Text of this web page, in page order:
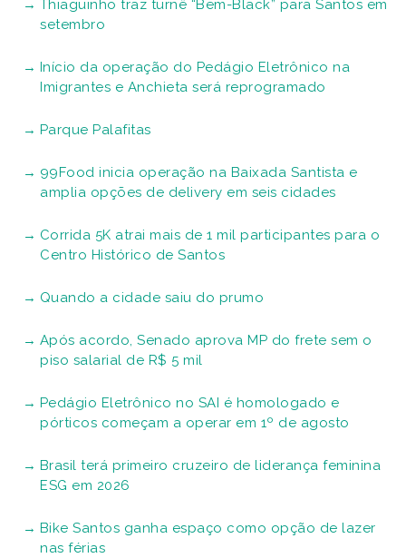
Thiaguinho traz turnê “Bem-Black” para Santos em
setembro
Início da operação do Pedágio Eletrônico na
Imigrantes e Anchieta será reprogramado
Parque Palafitas
99Food inicia operação na Baixada Santista e
amplia opções de delivery em seis cidades
Corrida 5K atrai mais de 1 mil participantes para o
Centro Histórico de Santos
Quando a cidade saiu do prumo
Após acordo, Senado aprova MP do frete sem o
piso salarial de R$ 5 mil
Pedágio Eletrônico no SAI é homologado e
pórticos começam a operar em 1º de agosto
Brasil terá primeiro cruzeiro de liderança feminina
ESG em 2026
Bike Santos ganha espaço como opção de lazer
nas férias